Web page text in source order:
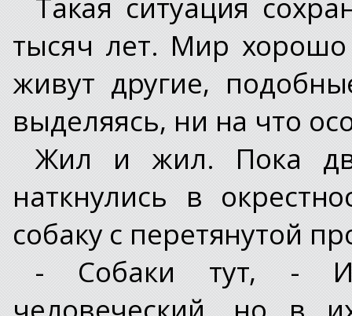
тысяч лет. Мир
живут другие,
выделяясь, ни на что
Жил и жил. Пока
наткнулись в
собаку с перетянутой
- Собаки тут, -